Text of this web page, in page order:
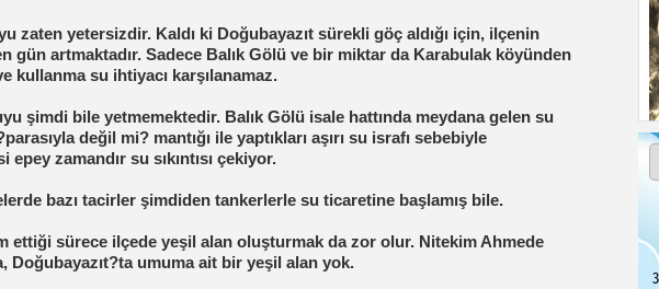
zaten yetersizdir. Kaldı ki Doğubayazıt sürekli göç aldığı için, ilçenin
gün artmaktadır. Sadece Balık Gölü ve bir miktar da Karabulak köyünden
kullanma su ihtiyacı karşılanamaz.
şimdi bile yetmemektedir. Balık Gölü isale hattında meydana gelen su
değil mi? mantığı ile yaptıkları aşırı su israfı sebebiyle
zamandır su sıkıntısı çekiyor.
bazı tacirler şimdiden tankerlerle su ticaretine başlamış bile.
ettiği sürece ilçede yeşil alan oluşturmak da zor olur. Nitekim Ahmede
Doğubayazıt?ta umuma ait bir yeşil alan yok.